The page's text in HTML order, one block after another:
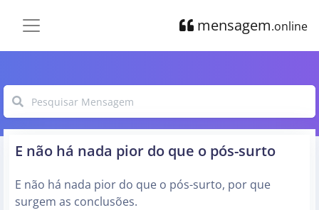
mensagem.online
E não há nada pior do que o pós-surto
E não há nada pior do que o pós-surto, por que
surgem as conclusões.